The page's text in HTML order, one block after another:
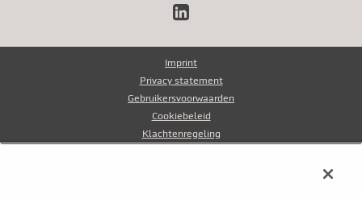
LinkedIn
Imprint
Privacy statement
Gebruikersvoorwaarden
Cookiebeleid
Klachtenregeling